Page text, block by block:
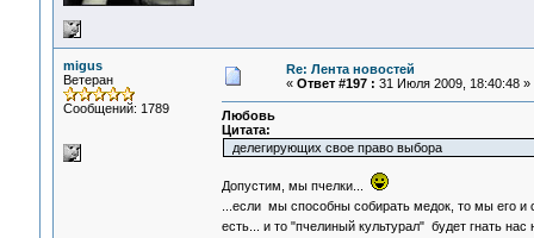
migus
Ветеран
Сообщений: 1789
Re: Лента новостей
« Ответ #197 : 31 Июля 2009, 18:40:48 »
Любовь
Цитата:
делегирующих свое право выбора
Допустим, мы пчелки...
...если мы способны собирать медок, то мы его
есть... и то "пчелиный культурал" будет гнать